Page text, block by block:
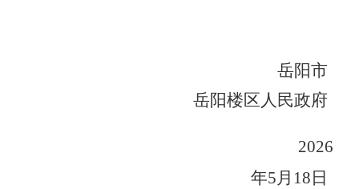
岳阳市
岳阳楼区人民政府
2026
年5月 18 日